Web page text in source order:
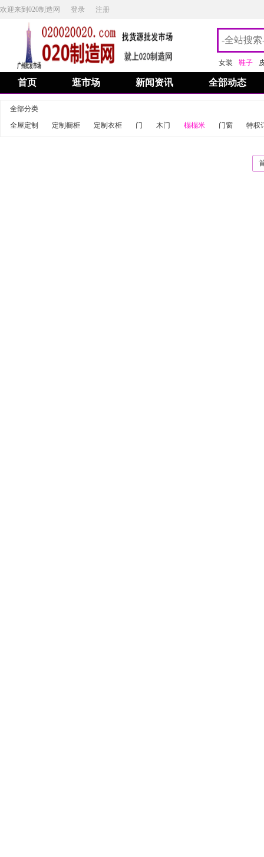
欢迎来到020制造网 登录 注册
女装 鞋子
首页 逛市场 新闻资讯 全部动态
全部分类
全屋定制
定制橱柜 定制衣柜 门 木门 榻榻米 门窗 特权